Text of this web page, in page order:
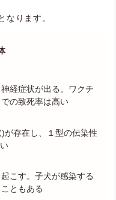
なります。
経症状が出る。ワクチ
の致死率は高い
が存在し、１型の伝染性
こす。子犬が感染する
ともある